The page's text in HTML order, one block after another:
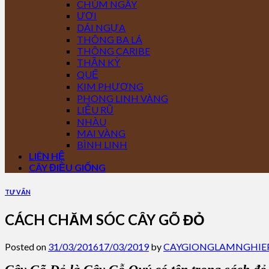
CHÙM NGÂY
ƯƠI
DÁI NGỰA
THÔNG BA LÁ
THÔNG CARIBE
THẦN KỲ
QUẾ
KIM PHƯỢNG
PHONG LINH VÀNG
LIỄU RŨ
NHÀU
MAI VÀNG
BÌNH LINH
LIÊN HỆ
CÂY ĐIỀU GIỐNG
TƯ VẤN
CÁCH CHĂM SÓC CÂY GÕ ĐỎ
Posted on 31/03/201617/03/2019by